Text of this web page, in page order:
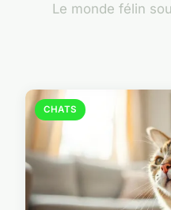
Le monde félin
CHATS